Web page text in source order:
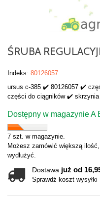
ŚRUBA
Indeks: 80126057
ursus c-385 ✔️ 80126057 ✔️
części do ciągników ✔️
Dostępny w magazynie A
7 szt. w magazynie.
Możesz zamówić większą
wydłużyć.
Dostawa już od
Sprawdź koszt wysyłki